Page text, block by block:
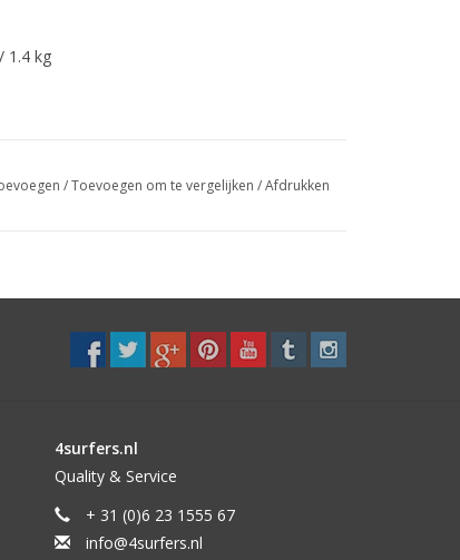
1.4 kg
/Toevoegen om te vergelijken /Afdrukken
4surfers.nl
Quality & Service
+ 31 (0)6 23 1555 67
info@4surfers.nl